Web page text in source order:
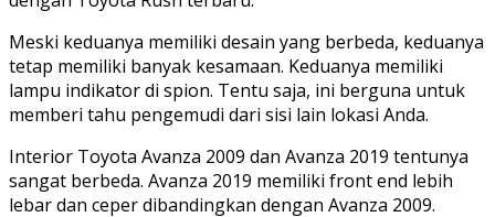
Meski keduanya memiliki desain yang berbeda, keduanya
tetap memiliki banyak kesamaan. Keduanya memiliki
lampu indikator di spion. Tentu saja, ini berguna untuk
memberi tahu pengemudi dari sisi lain lokasi Anda.
Interior Toyota Avanza 2009 dan Avanza 2019 tentunya
sangat berbeda. Avanza 2019 memiliki front end lebih
lebar dan ceper dibandingkan dengan Avanza 2009.